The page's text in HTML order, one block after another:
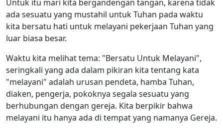
Untuk itu mari kita bergandengan tangan, karena tidak
ada sesuatu yang mustahil untuk Tuhan pada waktu
kita bersatu hati untuk melayani pekerjaan Tuhan yang
luar biasa besar.
Waktu kita melihat tema: "Bersatu Untuk Melayani",
seringkali yang ada dalam pikiran kita tentang kata
"melayani" adalah urusan pendeta, hamba Tuhan,
diaken, pengerja, pokoknya segala sesuatu yang
berhubungan dengan gereja. Kita berpikir bahwa
melayani itu hanya ada di tempat yang namanya Gereja.